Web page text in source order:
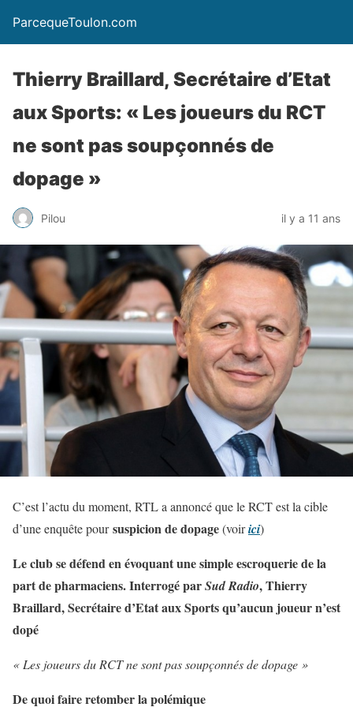
ParcequeToulon.com
Thierry Braillard, Secrétaire d’Etat
aux Sports: « Les joueurs du RCT
ne sont pas soupçonnés de
dopage »
Pilou il y a 11 ans
C’est l’actu du moment, RTL a annoncé que le RCT est la cible
d’une enquête poursuspicion de dopage(voirici)
Le club se défend en évoquant une simple escroquerie de la
part de pharmaciens. Interrogé parSud Radio, Thierry
Braillard, Secrétaire d’Etat aux Sports qu’aucun joueur n’est
dopé
« Les joueurs du RCT ne sont pas soupçonnés de dopage »
De quoi faire retomber la polémique